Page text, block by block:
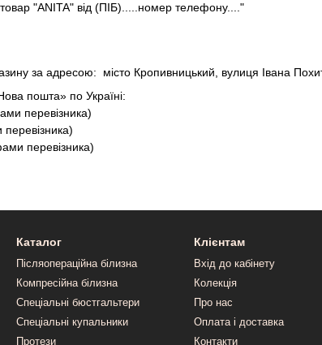
"ANITA" від (ПІБ).....номер телефону...."
за адресою: місто Кропивницький, вулиця Івана
пошта» по Україні:
перевізника)
перевізника)
Каталог
Післяопераційна білизна
Компресійна білизна
Спеціальні бюстгальтери
Спеціальні купальники
Протези
Клієнтам
Вхід до кабінету
Колекція
Про нас
Оплата і доставка
Контакти